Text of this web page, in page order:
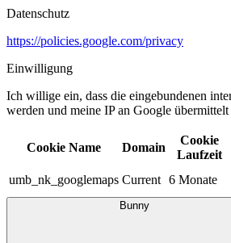
Datenschutz
https://policies.google.com/privacy
Einwilligung
Ich willige ein, dass die eingebundenen
werden und meine IP an Google
Cookie Name Domain
Cookie
Laufzeit
umb_nk_googlemaps Current 6 Monate
Bunny